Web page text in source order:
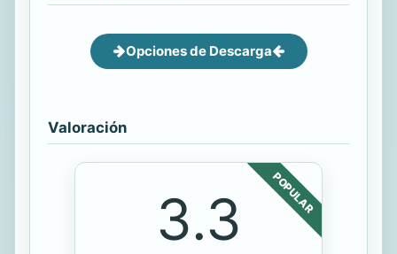
Opciones de Descarga
Valoración
POPULAR
3.3